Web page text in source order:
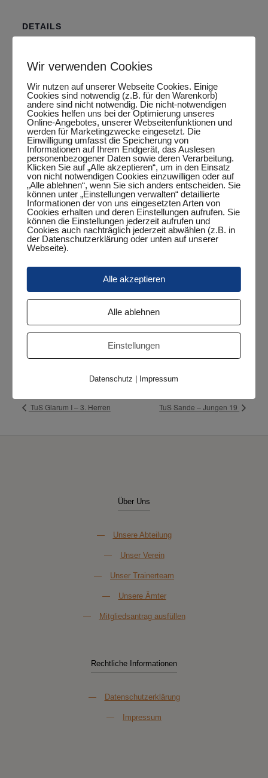
DETAILS
September 27, 2024
Zeit:
17:00 Uhr - 19:00 Uhr
Veranstaltungskategorie:
Punktspiel
VERANSTALTUNGSORT
Halle Sengwarden
Hauptstraße 26
Google Maps aktivieren?
Google Maps kann nur aktiviert werden, wenn
Cookies gesetzt werden dürfen.
Google Maps aktivieren
Wenn Google Maps aktiviert wurde, werden
verarbeitet. Mehr dazu in der Datenschutzerklärung von
TuS Glarum I – 3. Herren TuS Sande – Jungen 19
Über Uns
— Unsere Abteilung
— Unser Verein
— Unser Trainerteam
— Unsere Ämter
— Mitgliedsantrag ausfüllen
Rechtliche Informationen
— Datenschutzerklärung
— Impressum
Wir verwenden Cookies
Wir nutzen auf unserer Webseite Cookies. Einige
Cookies sind notwendig (z.B. für den Warenkorb)
andere sind nicht notwendig. Die nicht-notwendigen
Cookies helfen uns bei der Optimierung unseres
Online-Angebotes, unserer Webseitenfunktionen und
werden für Marketingzwecke eingesetzt. Die
Einwilligung umfasst die Speicherung von
Informationen auf Ihrem Endgerät, das Auslesen
personenbezogener Daten sowie deren Verarbeitung.
Klicken Sie auf „Alle akzeptieren“, um in den Einsatz
von nicht notwendigen Cookies einzuwilligen oder auf
„Alle ablehnen“, wenn Sie sich anders entscheiden. Sie
können unter „Einstellungen verwalten“ detaillierte
Informationen der von uns eingesetzten Arten von
Cookies erhalten und deren Einstellungen aufrufen. Sie
können die Einstellungen jederzeit aufrufen und
Cookies auch nachträglich jederzeit abwählen (z.B. in
der Datenschutzerklärung oder unten auf unserer
Webseite).
Alle akzeptieren
Alle ablehnen
Einstellungen
Datenschutz Impressum